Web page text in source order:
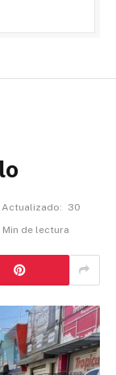
Actualizado:
30
Min de lectura